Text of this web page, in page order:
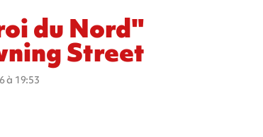
du Nord"
Street
à 19:53